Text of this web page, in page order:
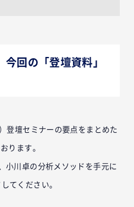
今回の「登壇資料」
登壇セミナーの要点をまとめた
ります。
小川卓の分析メソッドを手元に
てください。